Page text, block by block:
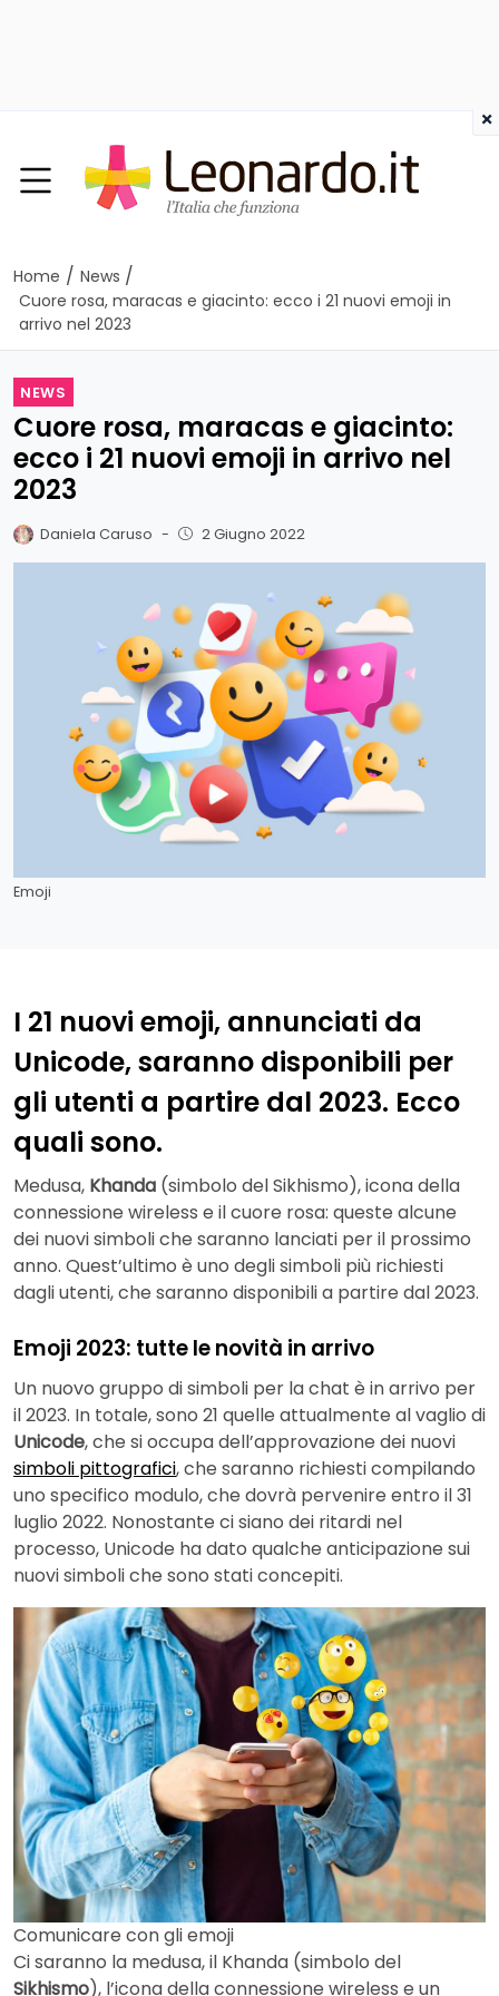
Home / News /
Cuore rosa, maracas e giacinto: ecco i 21 nuovi emoji in
arrivo nel 2023
NEWS
Cuore rosa, maracas e giacinto:
ecco i 21 nuovi emoji in arrivo nel
2023
Daniela Caruso - 2 Giugno 2022
Emoji
I 21 nuovi emoji, annunciati da
Unicode, saranno disponibili per
gli utenti a partire dal 2023. Ecco
quali sono.
Medusa, Khanda (simbolo del Sikhismo), icona della
connessione wireless e il cuore rosa: queste alcune
dei nuovi simboli che saranno lanciati per il prossimo
anno. Quest’ultimo è uno degli simboli più richiesti
dagli utenti, che saranno disponibili a partire dal 2023.
Emoji 2023: tutte le novità in arrivo
Un nuovo gruppo di simboli per la chat è in arrivo per
il 2023. In totale, sono 21 quelle attualmente al vaglio di
Unicode, che si occupa dell’approvazione dei nuovi
simboli pittografici, che saranno richiesti compilando
uno specifico modulo, che dovrà pervenire entro il 31
luglio 2022. Nonostante ci siano dei ritardi nel
processo, Unicode ha dato qualche anticipazione sui
nuovi simboli che sono stati concepiti.
Comunicare con gli emoji
Ci saranno la medusa, il Khanda (simbolo del
Sikhismo), l’icona della connessione wireless e un
×